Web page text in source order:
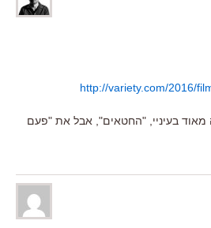
http://variety.com/2016/
מאוד בעיניי, "החטאים", אבל את "פעם